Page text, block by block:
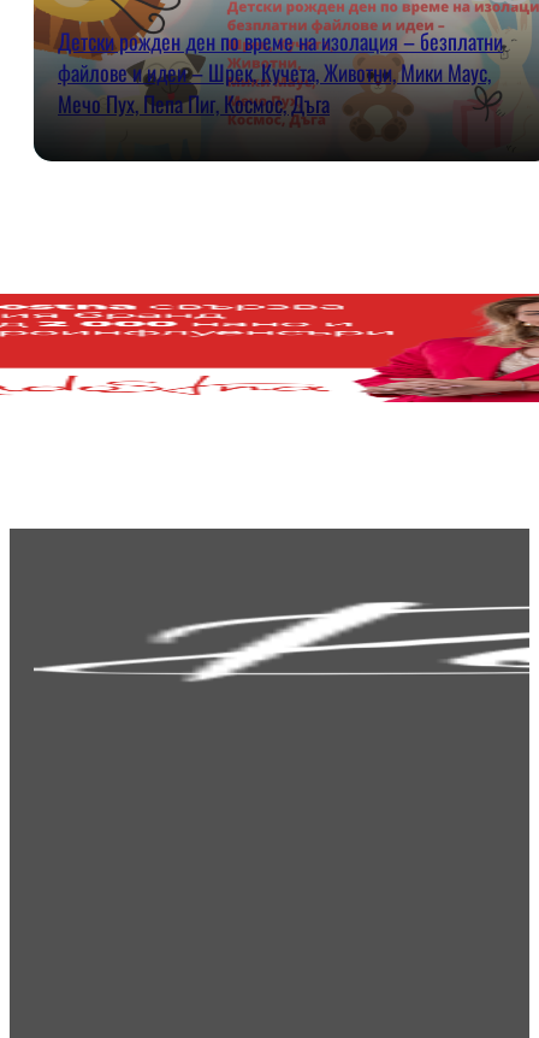
Детски рожден ден по време на изолация – безплатни
файлове и идеи – Шрек, Кучета, Животни, Мики Маус,
Мечо Пух, Пепа Пиг, Космос, Дъга